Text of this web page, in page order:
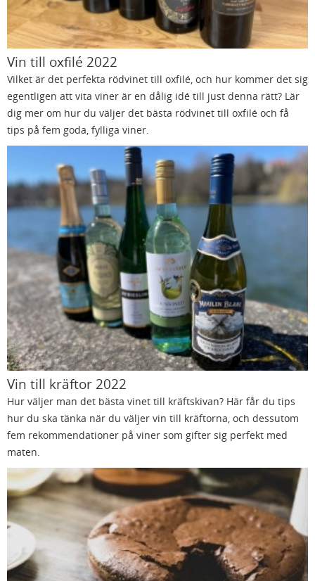
Vin till oxfilé 2022
Vilket är det perfekta rödvinet till oxfilé, och hur kommer det sig
egentligen att vita viner är en dålig idé till just denna rätt? Lär
dig mer om hur du väljer det bästa rödvinet till oxfilé och få
tips på fem goda, fylliga viner.
Vin till kräftor 2022
Hur väljer man det bästa vinet till kräftskivan? Här får du tips
hur du ska tänka när du väljer vin till kräftorna, och dessutom
fem rekommendationer på viner som gifter sig perfekt med
maten.